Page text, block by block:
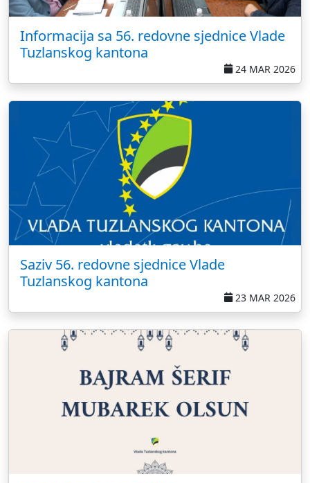
Informacija sa 56. redovne sjednice Vlade
Tuzlanskog kantona
24 MAR 2026
Saziv 56. redovne sjednice Vlade
Tuzlanskog kantona
23 MAR 2026